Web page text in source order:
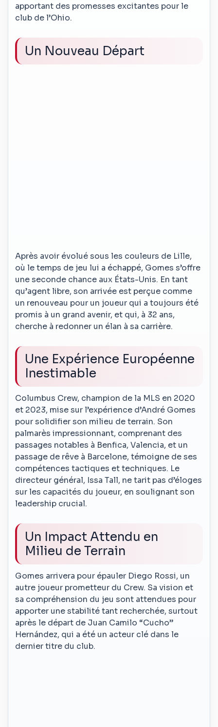
apportant des promesses excitantes pour le
club de l’Ohio.
Un Nouveau Départ
Après avoir évolué sous les couleurs de Lille,
où le temps de jeu lui a échappé, Gomes s’offre
une seconde chance aux États-Unis. En tant
qu’agent libre, son arrivée est perçue comme
un renouveau pour un joueur qui a toujours été
promis à un grand avenir, et qui, à 32 ans,
cherche à redonner un élan à sa carrière.
Une Expérience Européenne
Inestimable
Columbus Crew, champion de la MLS en 2020
et 2023, mise sur l’expérience d’André Gomes
pour solidifier son milieu de terrain. Son
palmarès impressionnant, comprenant des
passages notables à Benfica, Valencia, et un
passage de rêve à Barcelone, témoigne de ses
compétences tactiques et techniques. Le
directeur général, Issa Tall, ne tarit pas d’éloges
sur les capacités du joueur, en soulignant son
leadership crucial.
Un Impact Attendu en
Milieu de Terrain
Gomes arrivera pour épauler Diego Rossi, un
autre joueur prometteur du Crew. Sa vision et
sa compréhension du jeu sont attendues pour
apporter une stabilité tant recherchée, surtout
après le départ de Juan Camilo “Cucho”
Hernández, qui a été un acteur clé dans le
dernier titre du club.